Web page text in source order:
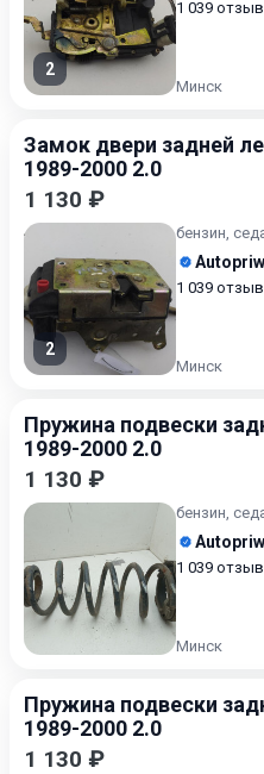
2
1 039
Минск
Замок двери задней
1989-2000 2.0
1 130 ₽
2
бензин,
1 039
Минск
Пружина подвески
1989-2000 2.0
1 130 ₽
бензин,
1 039
Минск
Пружина подвески
1989-2000 2.0
1 130 ₽